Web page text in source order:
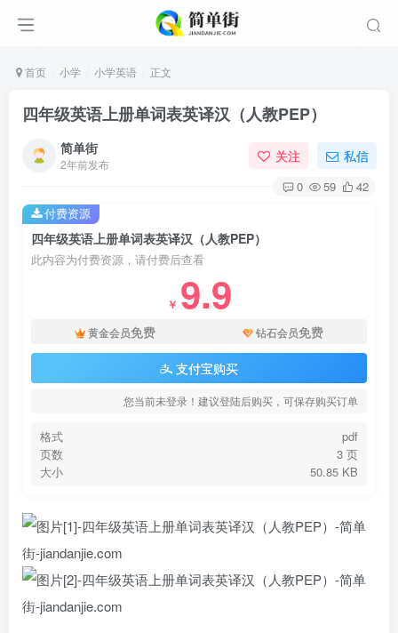
首页 小学 小学英语 正文
四年级英语上册单词表英译汉（人教PEP）
简单街
2年前发布 关注 私信
0 59 42
四年级英语上册单词表英译汉（人教PEP）
此内容为付费资源，请付费后查看
￥ 9.9
黄金会员免费 钻石会员免费
支付宝购买
您当前未登录！建议登陆后购买，可保存购买订单
格式
pdf
页数
3 页
大小
50.85 KB
付费资源